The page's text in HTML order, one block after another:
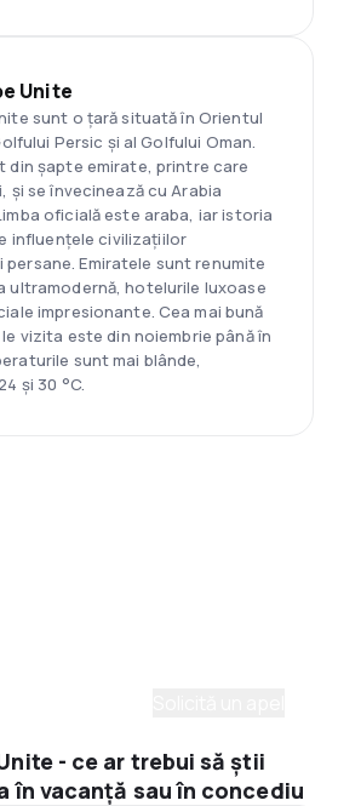
Unite
sunt o țară situată în Orientul
Persic și al Golfului Oman.
șapte emirate, printre care
și se învecinează cu Arabia
oficială este araba, iar istoria
influențele civilizațiilor
Emiratele sunt renumite
ultramodernă, hotelurile luxoase
impresionante. Cea mai bună
vizita este din noiembrie până în
sunt mai blânde,
și 30 °C.
- ce ar trebui să știi
în vacanță sau în concediu